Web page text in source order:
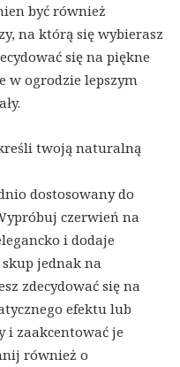
być również
na którą się wybierasz
się na piękne
w ogrodzie lepszym
twoją naturalną
dostosowany do
czerwień na
i dodaje
jednak na
zdecydować się na
efektu lub
i zaakcentować je
również o